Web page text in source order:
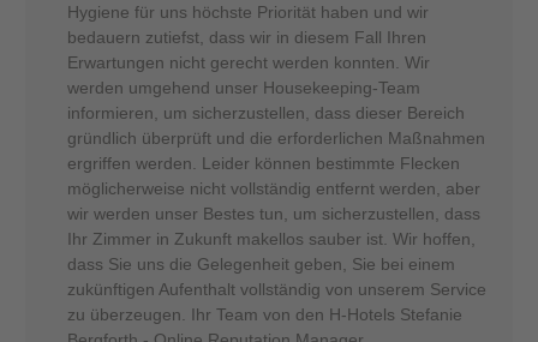
Hygiene für uns höchste Priorität haben und wir
bedauern zutiefst, dass wir in diesem Fall Ihren
Erwartungen nicht gerecht werden konnten. Wir
werden umgehend unser Housekeeping-Team
informieren, um sicherzustellen, dass dieser Bereich
gründlich überprüft und die erforderlichen Maßnahmen
ergriffen werden. Leider können bestimmte Flecken
möglicherweise nicht vollständig entfernt werden, aber
wir werden unser Bestes tun, um sicherzustellen, dass
Ihr Zimmer in Zukunft makellos sauber ist. Wir hoffen,
dass Sie uns die Gelegenheit geben, Sie bei einem
zukünftigen Aufenthalt vollständig von unserem Service
zu überzeugen. Ihr Team von den H-Hotels Stefanie